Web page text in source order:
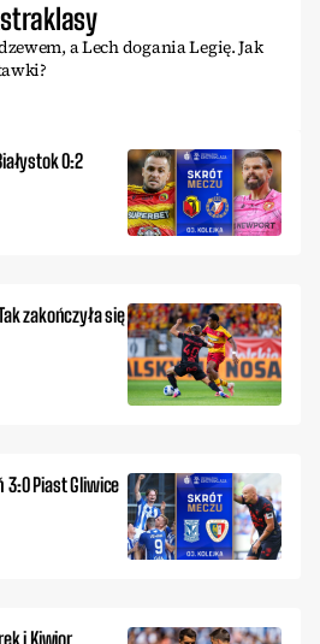
a Lech dogania Legię. Jak
0:2
zakończyła się
3:0 Piast Gliwice
i Kiwior